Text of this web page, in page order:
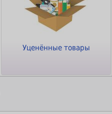
Уценённые товары